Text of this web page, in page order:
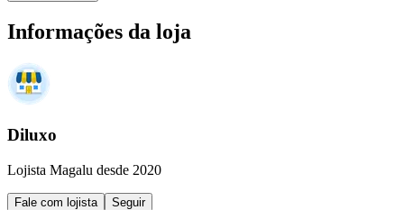
Informações da loja
Diluxo
Lojista Magalu desde 2020
Fale com lojista Seguir